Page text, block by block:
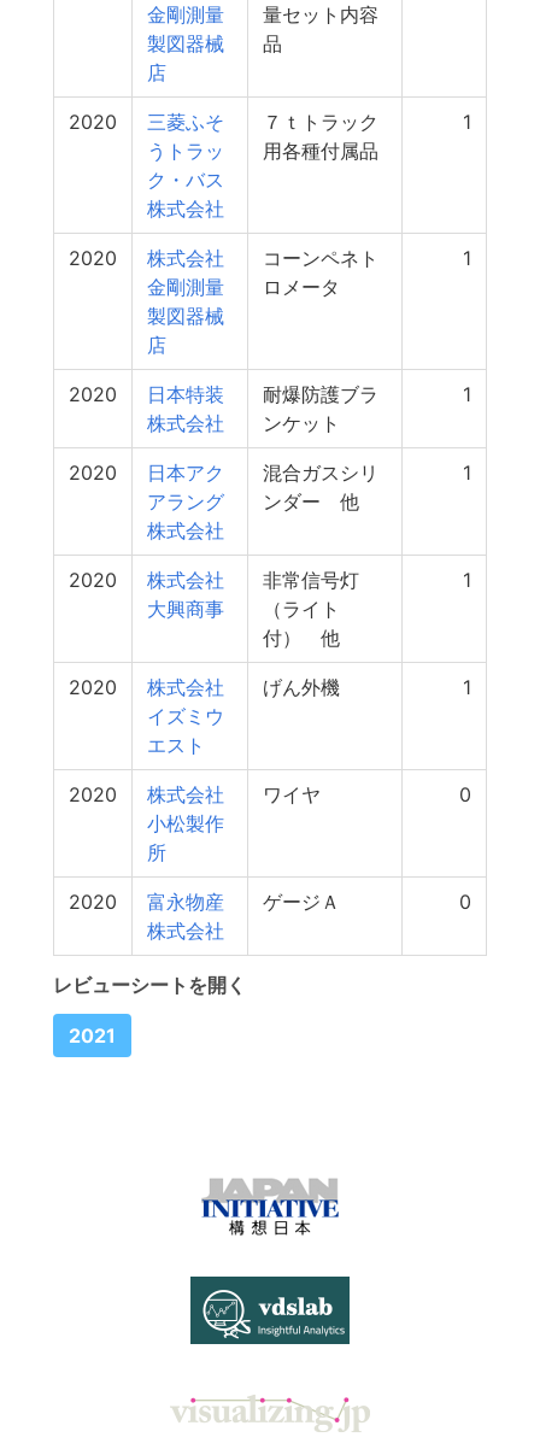
金剛測量
製図器械
店
量セット内容
品
2020
三菱ふそ
うトラッ
ク・バス
株式会社
７ｔトラック
用各種付属品
1
2020
株式会社
金剛測量
製図器械
店
コーンペネト
ロメータ
1
2020
日本特装
株式会社
耐爆防護ブラ
ンケット
1
2020
日本アク
アラング
株式会社
混合ガスシリ
ンダー 他
1
2020
株式会社
大興商事
非常信号灯
（ライト
付） 他
1
2020
株式会社
イズミウ
エスト
げん外機 1
2020
株式会社
小松製作
所
ワイヤ 0
2020
富永物産
株式会社
ゲージＡ 0
レビューシートを開く
2021